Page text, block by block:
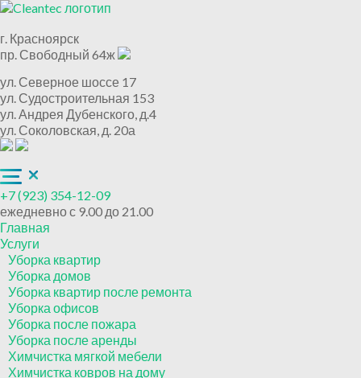
г. Красноярск
пр. Свободный 64ж
ул. Северное шоссе 17
ул. Судостроительная 153
ул. Андрея Дубенского, д.4
ул. Соколовская, д. 20а
+7 (923) 354-12-09
ежедневно с 9.00 до 21.00
Главная
Услуги
Уборка квартир
Уборка домов
Уборка квартир после ремонта
Уборка офисов
Уборка после пожара
Уборка после аренды
Химчистка мягкой мебели
Химчистка ковров на дому